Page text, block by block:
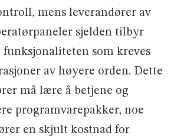
mens leverandører av
sjelden tilbyr
funksjonaliteten som kreves
av høyere orden. Dette
må lære å betjene og
programvarepakker, noe
en skjult kostnad for